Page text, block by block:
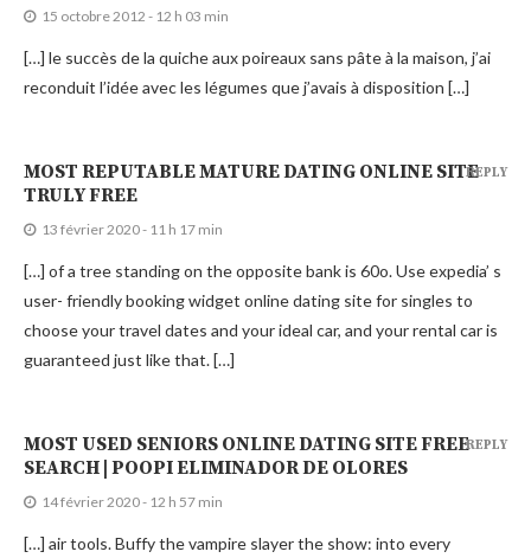
15 octobre 2012 - 12 h 03 min
[…] le succès de la quiche aux poireaux sans pâte à la maison, j’ai
reconduit l’idée avec les légumes que j’avais à disposition […]
MOST REPUTABLE MATURE DATING ONLINE SITE
TRULY FREE
13 février 2020 - 11 h 17 min
[…] of a tree standing on the opposite bank is 60o. Use expedia’ s
user- friendly booking widget online dating site for singles to
choose your travel dates and your ideal car, and your rental car is
guaranteed just like that. […]
REPLY
MOST USED SENIORS ONLINE DATING SITE FREE
SEARCH | POOPI ELIMINADOR DE OLORES
14 février 2020 - 12 h 57 min
[…] air tools. Buffy the vampire slayer the show: into every
REPLY